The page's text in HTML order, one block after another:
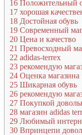
16 Положительный
17 хорошая
18 Достойная обувь
19 Современный
20 Цена и качество
21 Превосходный
22 adidas-terrex
23 рекомендую
24 Оценка магазина
25 Шикарная обувь
26 рекомендую
27 Покупкой
28 магазин adidas
29 Любимый
30 Впринцепи